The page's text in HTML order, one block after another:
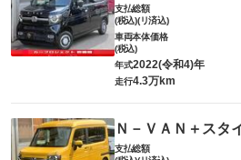
支払総額
(税込)(リ済込)
車両本体価格
(税込)
年式2022(令和4)年
走行4.3万km
Ｎ－ＶＡＮ＋スタ
支払総額